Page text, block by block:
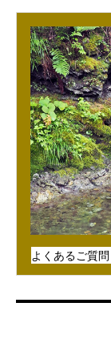
よくあるご質問